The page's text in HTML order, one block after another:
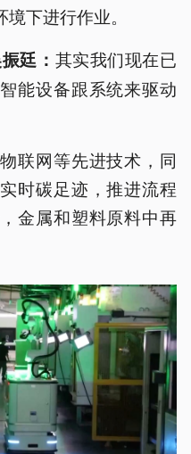
下进行作业。
廷： 其实我们现在已
能设备跟系统来驱动
联网等先进技术，同
时碳足迹，推进流程
金属和塑料原料中再